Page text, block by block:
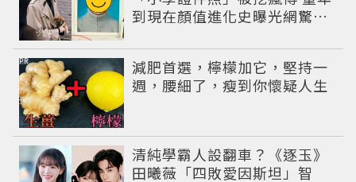
到現在顏值進化史曝光網驚：
減肥首選，檸檬加它，堅持一
週，腰細了，瘦到你懷疑人生
PR
清純學霸人設翻車？《逐玉》
田曦薇「四敗愛因斯坦」智